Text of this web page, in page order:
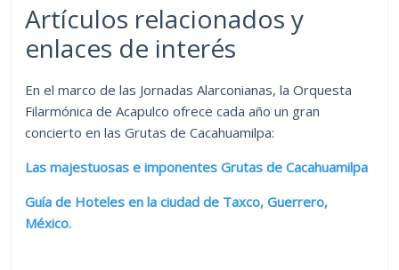
Artículos relacionados y
enlaces de interés
En el marco de las Jornadas Alarconianas, la Orquesta
Filarmónica de Acapulco ofrece cada año un gran
concierto en las Grutas de Cacahuamilpa:
Las majestuosas e imponentes Grutas de Cacahuamilpa
Guía de Hoteles en la ciudad de Taxco, Guerrero,
México.